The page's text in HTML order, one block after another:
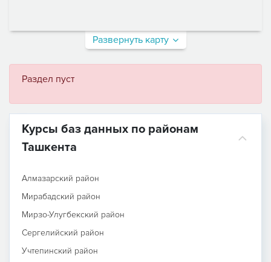
Развернуть карту
Раздел пуст
Курсы баз данных по районам
Ташкента
Алмазарский район
Мирабадский район
Мирзо-Улугбекский район
Сергелийский район
Учтепинский район